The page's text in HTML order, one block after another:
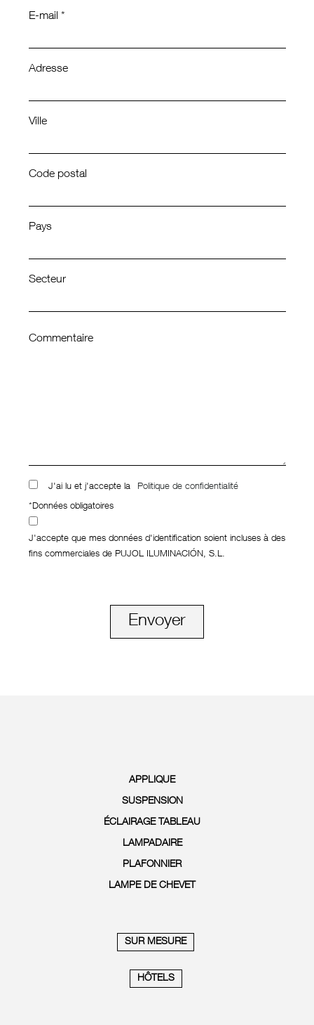
E-mail *
Adresse
Ville
Code postal
Pays
Secteur
Commentaire
J'ai lu et j'accepte la Politique de confidentialité
*Données obligatoires
J'accepte que mes données d'identification soient incluses à des
fins commerciales de PUJOL ILUMINACIÓN, S.L.
Envoyer
APPLIQUE
SUSPENSION
ÉCLAIRAGE TABLEAU
LAMPADAIRE
PLAFONNIER
LAMPE DE CHEVET
SUR MESURE
HÔTELS